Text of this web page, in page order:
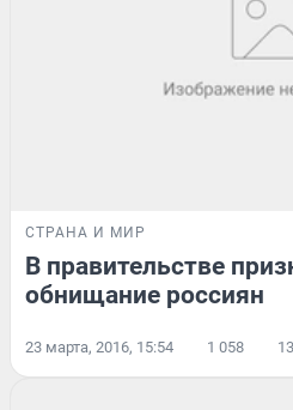
СТРАНА И МИР
В правительстве
обнищание россиян
23 марта, 2016, 15:54 1 058